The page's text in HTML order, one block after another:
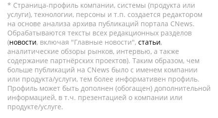
* Страница-профиль компании, системы (продукта или
услуги), технологии, персоны и т.п. создается редактором
на основе анализа архива публикаций портала CNews.
Обрабатываются тексты всех редакционных разделов
(новости, включая "Главные новости", статьи,
аналитические обзоры рынков, интервью, а также
содержание партнёрских проектов). Таким образом, чем
больше публикаций на CNews было с именем компании
или продукта/услуги, тем более информативен профиль.
Профиль может быть дополнен (обогащен) дополнительной
информацией, в т.ч. презентацией о компании или
продукте/услуге.